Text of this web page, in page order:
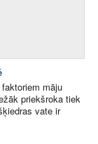
māju
priekšroka tiek
vate ir